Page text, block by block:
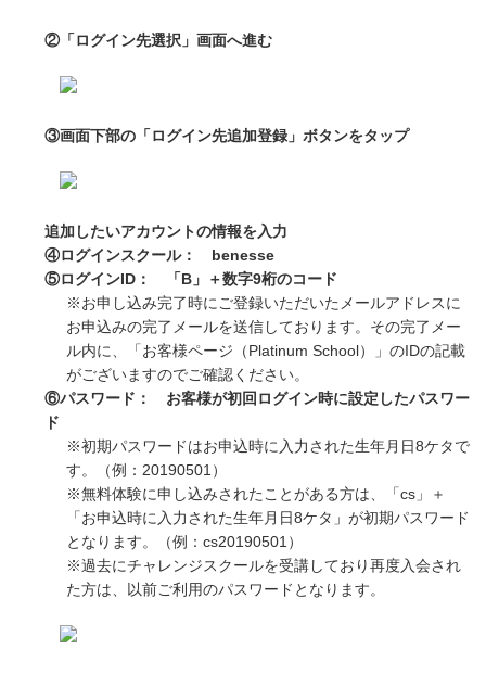
②「ログイン先選択」画面へ進む
③画面下部の「ログイン先追加登録」ボタンをタップ
追加したいアカウントの情報を入力
④ログインスクール： benesse
⑤ログインID： 「B」＋数字9桁のコード
※お申し込み完了時にご登録いただいたメールアドレスに
お申込みの完了メールを送信しております。その完了メー
ル内に、「お客様ページ（Platinum School）」のIDの記載
がございますのでご確認ください。
⑥パスワード： お客様が初回ログイン時に設定したパスワー
ド
※初期パスワードはお申込時に入力された生年月日8ケタで
す。（例：20190501）
※無料体験に申し込みされたことがある方は、「cs」＋
「お申込時に入力された生年月日8ケタ」が初期パスワード
となります。（例：cs20190501）
※過去にチャレンジスクールを受講しており再度入会され
た方は、以前ご利用のパスワードとなります。